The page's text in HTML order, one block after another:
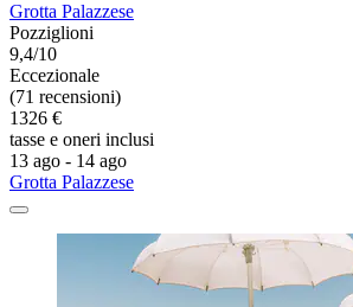
Grotta Palazzese
Pozziglioni
9,4/10
Eccezionale
(71 recensioni)
1326 €
tasse e oneri inclusi
13 ago - 14 ago
Grotta Palazzese